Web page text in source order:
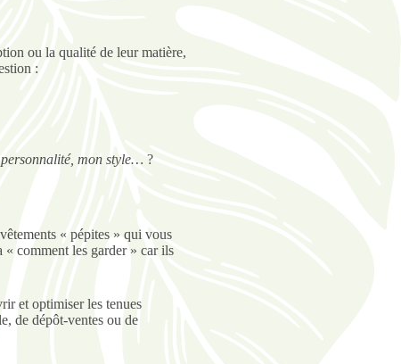
ou la qualité de leur matière,
:
personnalité, mon style… ?
« pépites » qui vous
« comment les garder » car ils
et optimiser les tenues
de dépôt-ventes ou de